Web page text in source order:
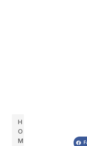
H
O
M